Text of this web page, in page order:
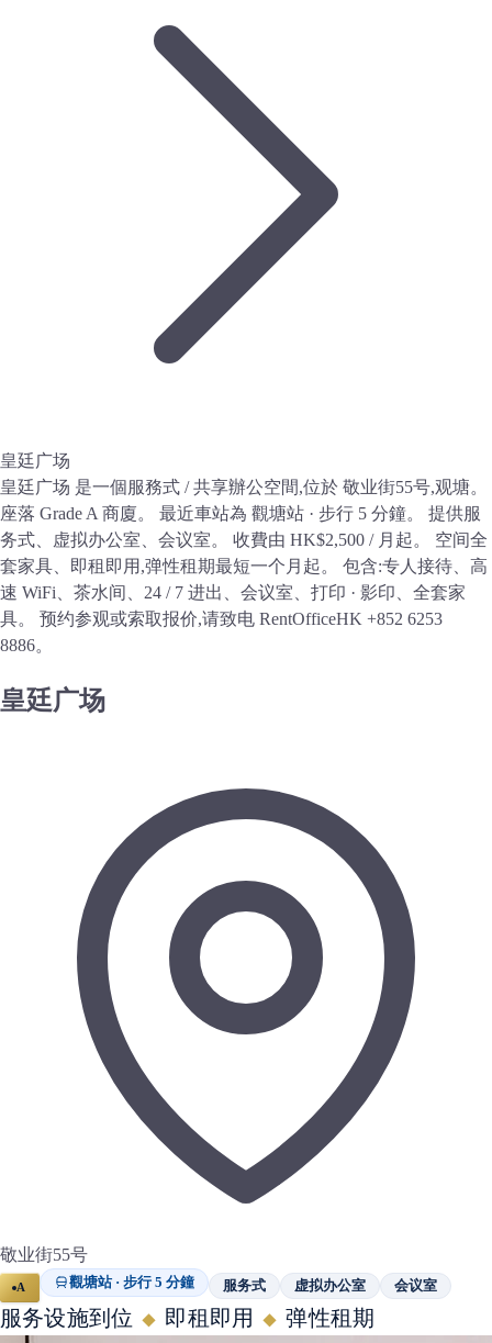
皇廷广场
皇廷广场 是一個服務式 / 共享辦公空間,位於 敬业街55号,观塘。
座落 Grade A 商廈。 最近車站為 觀塘站 · 步行 5 分鐘。 提供服
务式、虚拟办公室、会议室。 收費由 HK$2,500 / 月起。 空间全
套家具、即租即用,弹性租期最短一个月起。 包含:专人接待、高
速 WiFi、茶水间、24 / 7 进出、会议室、打印 · 影印、全套家
具。 预约参观或索取报价,请致电 RentOfficeHK +852 6253
8886。
皇廷广场
敬业街55号
A 觀塘站 · 步行 5 分鐘 服务式 虚拟办公室 会议室
服务设施到位 ◆ 即租即用 ◆ 弹性租期